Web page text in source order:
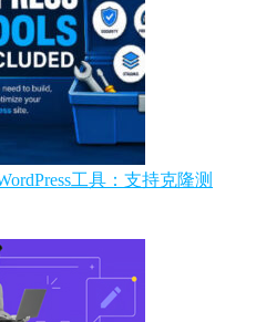
工具：支持克隆测